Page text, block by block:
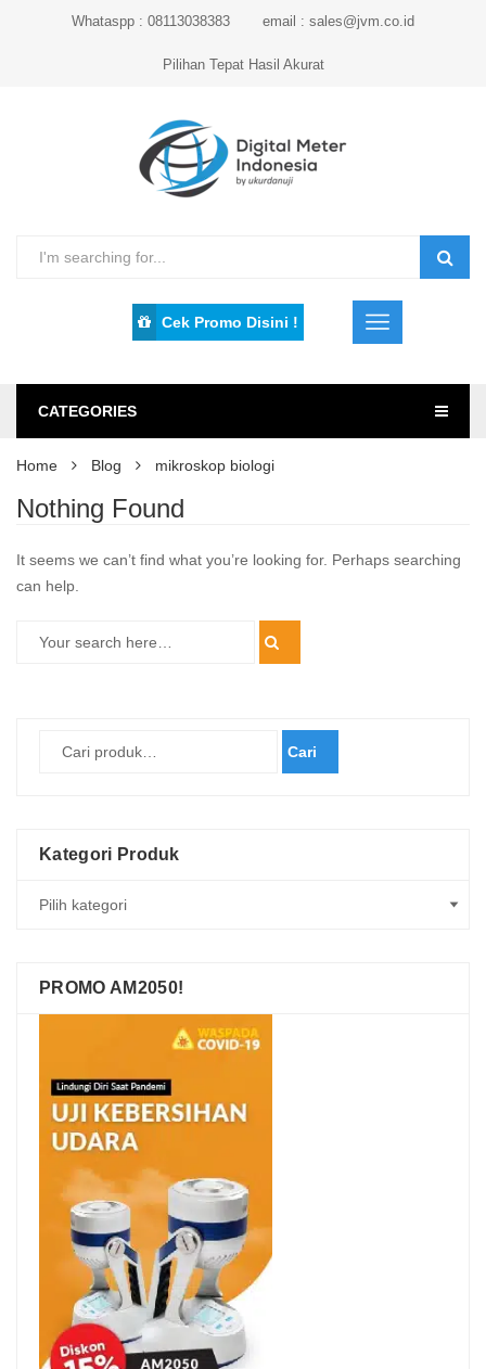
Whataspp : 08113038383 email : sales@jvm.co.id
Pilihan Tepat Hasil Akurat
Cek Promo Disini !
CATEGORIES
Home Blog mikroskop biologi
Nothing Found
It seems we can’t find what you’re looking for. Perhaps searching
can help.
Cari
Kategori Produk
PROMO AM2050!